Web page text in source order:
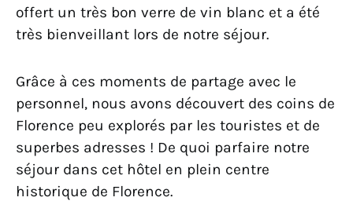
offert un très bon verre de vin blanc et a été
très bienveillant lors de notre séjour.
Grâce à ces moments de partage avec le
personnel, nous avons découvert des coins de
Florence peu explorés par les touristes et de
superbes adresses ! De quoi parfaire notre
séjour dans cet hôtel en plein centre
historique de Florence.